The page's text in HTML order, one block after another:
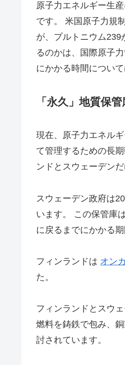
原子力エネルギー生
です。 米国原子力規
が、プルトニウム
るのかは、国際原子
にかかる時間につい
「永久」地質保管
現在、原子力エネル
て管理するための長
ンドとスウェーデンだ
スウェーデン政府は
います。 この保管庫
に戻るまでにかかる期
フィンランドは オン
た。
フィンランドとスウ
燃料を鋳鉄で包み、
討されています。